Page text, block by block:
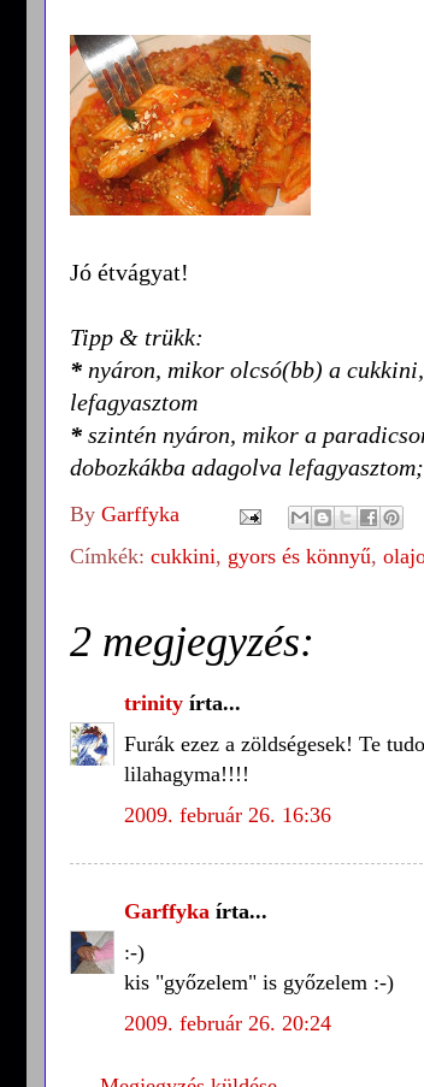
Jó étvágyat!
Tipp & trükk:
* nyáron, mikor olcsó(bb) a cukkini,
lefagyasztom
* szintén nyáron, mikor a
dobozkákba adagolva
By Garffyka
Címkék: cukkini, gyors és könnyű,
2 megjegyzés:
trinity írta...
Furák ezez a zöldségesek! Te
lilahagyma!!!!
2009. február 26. 16:36
Garffyka írta...
:-)
kis "győzelem" is győzelem :-)
2009. február 26. 20:24